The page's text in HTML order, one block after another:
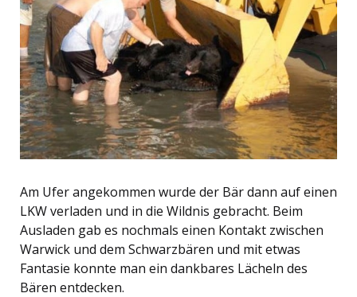
Am Ufer angekommen wurde der Bär dann auf einen
LKW verladen und in die Wildnis gebracht. Beim
Ausladen gab es nochmals einen Kontakt zwischen
Warwick und dem Schwarzbären und mit etwas
Fantasie konnte man ein dankbares Lächeln des
Bären entdecken.